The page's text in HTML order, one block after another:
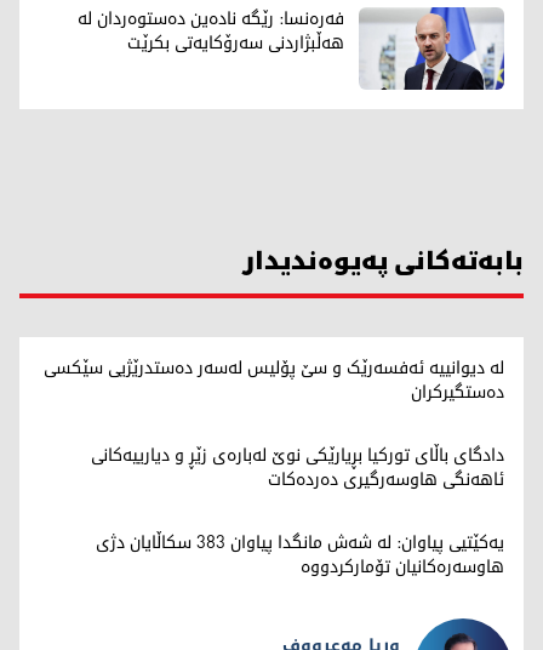
فەرەنسا: رێگە نادەین دەستوەردان لە
هەڵبژاردنی سەرۆکایەتی بکرێت
بابەتەکانی پەیوەندیدار
لە دیوانییە ئەفسەرێک و سێ پۆلیس لەسەر دەستدرێژیی سێکسی
دەستگیرکران
دادگای باڵای تورکیا بڕیارێکی نوێ لەبارەی زێڕ و دیارییەکانی
ئاهەنگی هاوسەرگیری دەردەکات
یەکێتیی پیاوان: لە شەش مانگدا پیاوان 383 سکاڵایان دژی
هاوسەرەکانیان تۆمارکردووە